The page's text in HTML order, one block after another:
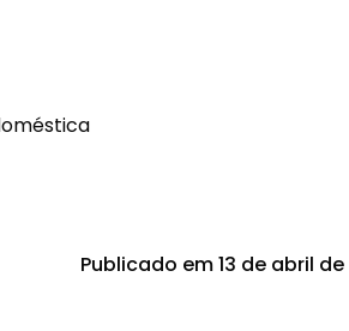
Publicado em 13 de abril de